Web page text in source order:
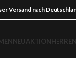
Versand nach
NEUAKTIONHERREN